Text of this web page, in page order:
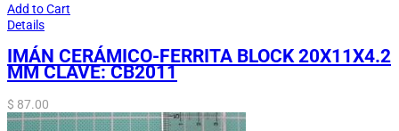
Add to Cart
Details
IMÁN CERÁMICO-FERRITA BLOCK 20X11X4.2
MM CLAVE: CB2011
$ 87.00